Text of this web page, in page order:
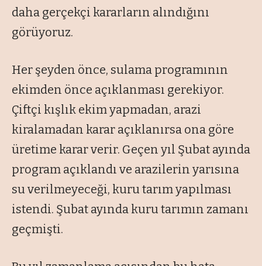
daha gerçekçi kararların alındığını
görüyoruz.
Her şeyden önce, sulama programının
ekimden önce açıklanması gerekiyor.
Çiftçi kışlık ekim yapmadan, arazi
kiralamadan karar açıklanırsa ona göre
üretime karar verir. Geçen yıl Şubat ayında
program açıklandı ve arazilerin yarısına
su verilmeyeceği, kuru tarım yapılması
istendi. Şubat ayında kuru tarımın zamanı
geçmişti.